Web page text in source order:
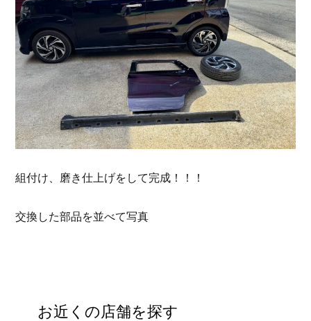
組付け、磨き仕上げをして完成！！！
交換した部品を並べて写真
お近くの店舗を探す